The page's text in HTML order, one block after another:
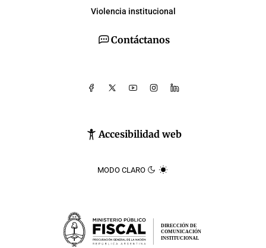
Contáctanos
Accesibilidad web
MODO CLARO
Violencia institucional
DIRECCIÓN DE
COMUNICACIÓN
INSTITUCIONAL